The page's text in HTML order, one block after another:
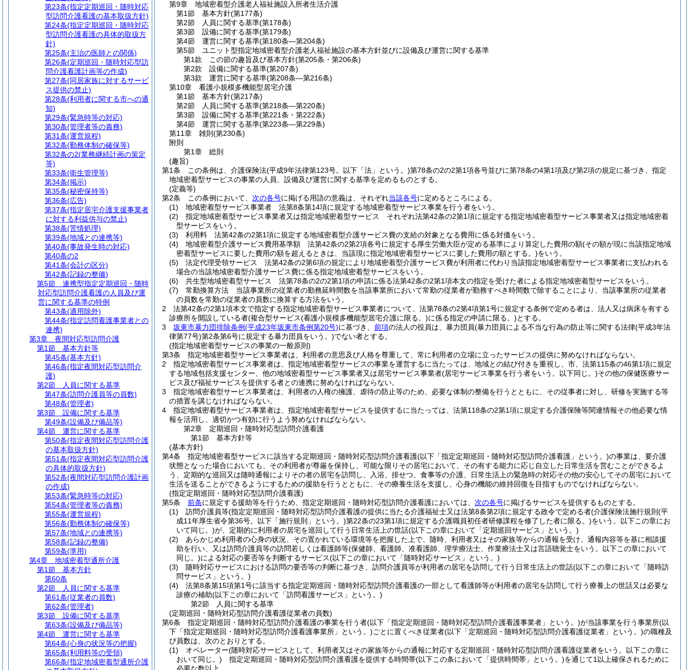
第9章
地域密着型介護老人福祉施設入所者生活介護
第1節
基本方針(第177条)
第2節
人員に関する基準(第178条)
第3節
設備に関する基準(第179条)
第4節
運営に関する基準(第180条―第204条)
第5節
ユニット型指定地域密着型介護老人福祉施設の基本方針並びに設備及び運営に関する基準
第1款
この節の趣旨及び基本方針(第205条・第206条)
第2款
設備に関する基準(第207条)
第3款
運営に関する基準(第208条―第216条)
第10章
看護小規模多機能型居宅介護
第1節
基本方針(第217条)
第2節
人員に関する基準(第218条―第220条)
第3節
設備に関する基準(第221条・第222条)
第4節
運営に関する基準(第223条―第229条)
第11章
雑則 (第230条)
附則
第1章
総則
(趣旨)
第1条
この条例は、介護保険法(平成9年法律第123号。以下「法」という。)第78条の2の2第1項各号並びに第78条の4第1項及び第2項の規定に基づき、指定
地域密着型サービスの事業の人員、設備及び運営に関する基準を定めるものとする。
(定義等)
第2条
この条例において、 次の各号に掲げる用語の意義は、それぞれ当該各号に定めるところによる。
(1)
地域密着型サービス事業者 法第8条第14項に規定する地域密着型サービス事業を行う者をいう。
(2)
指定地域密着型サービス事業者又は指定地域密着型サービス それぞれ法第42条の2第1項に規定する指定地域密着型サービス事業者又は指定地域密着
型サービスをいう。
(3)
利用料 法第42条の2第1項に規定する地域密着型介護サービス費の支給の対象となる費用に係る対価をいう。
(4)
地域密着型介護サービス費用基準額 法第42条の2第2項各号に規定する厚生労働大臣が定める基準により算定した費用の額(その額が現に当該指定地域
密着型サービスに要した費用の額を超えるときは、当該現に指定地域密着型サービスに要した費用の額とする。)をいう。
(5)
法定代理受領サービス 法第42条の2第6項の規定により地域密着型介護サービス費が利用者に代わり当該指定地域密着型サービス事業者に支払われる
場合の当該地域密着型介護サービス費に係る指定地域密着型サービスをいう。
(6)
共生型地域密着型サービス 法第78条の2の2第1項の申請に係る法第42条の2第1項本文の指定を受けた者による指定地域密着型サービスをいう。
(7)
常勤換算方法 当該事業所の従業者の勤務延時間数を当該事業所において常勤の従業者が勤務すべき時間数で除することにより、当該事業所の従業者
の員数を常勤の従業者の員数に換算する方法をいう。
2
法第42条の2第1項本文で指定する指定地域密着型サービス事業者について、法第78条の2第4項第1号に規定する条例で定める者は、法人又は病床を有する
診療所を開設している者(複合型サービス(看護小規模多機能型居宅介護に限る。)に係る指定の申請に限る。)とする。
3
坂東市暴力団排除条例(平成23年坂東市条例第20号)に基づき、 前項の法人の役員は、暴力団員(暴力団員による不当な行為の防止等に関する法律(平成3年法
律第77号)第2条第6号に規定する暴力団員をいう。)でない者とする。
(指定地域密着型サービスの事業の一般原則)
第3条
指定地域密着型サービス事業者は、利用者の意思及び人格を尊重して、常に利用者の立場に立ったサービスの提供に努めなければならない。
2
指定地域密着型サービス事業者は、指定地域密着型サービスの事業を運営するに当たっては、地域との結び付きを重視し、市、法第115条の46第1項に規定
する地域包括支援センター、他の地域密着型サービス事業者又は居宅サービス事業者(居宅サービス事業を行う者をいう。以下同じ。)その他の保健医療サー
ビス及び福祉サービスを提供する者との連携に努めなければならない。
3
指定地域密着型サービス事業者は、利用者の人権の擁護、虐待の防止等のため、必要な体制の整備を行うとともに、その従事者に対し、研修を実施する等
の措置を講じなければならない。
4
指定地域密着型サービス事業者は、指定地域密着型サービスを提供するに当たっては、法第118条の2第1項に規定する介護保険等関連情報その他必要な情
報を活用し、適切かつ有効に行うよう努めなければならない。
第2章
定期巡回・随時対応型訪問介護看護
第1節
基本方針等
(基本方針)
第4条
指定地域密着型サービスに該当する定期巡回・随時対応型訪問介護看護(以下「指定定期巡回・随時対応型訪問介護看護」という。)の事業は、要介護
状態となった場合においても、その利用者が尊厳を保持し、可能な限りその居宅において、その有する能力に応じ自立した日常生活を営むことができるよ
う、定期的な巡回又は随時通報によりその者の居宅を訪問し、入浴、排せつ、食事等の介護、日常生活上の緊急時の対応その他の安心してその居宅において
生活を送ることができるようにするための援助を行うとともに、その療養生活を支援し、心身の機能の維持回復を目指すものでなければならない。
(指定定期巡回・随時対応型訪問介護看護)
第5条
前条に規定する援助等を行うため、指定定期巡回・随時対応型訪問介護看護においては、 次の各号に掲げるサービスを提供するものとする。
(1)
訪問介護員等(指定定期巡回・随時対応型訪問介護看護の提供に当たる介護福祉士又は法第8条第2項に規定する政令で定める者(介護保険法施行規則 (平
成11年厚生省令第36号。以下「施行規則」という。)第22条の23第1項に規定する介護職員初任者研修課程を修了した者に限る。)をいう。以下この章にお
いて同じ。)が、定期的に利用者の居宅を巡回して行う日常生活上の世話(以下この章において「定期巡回サービス」という。)
(2)
あらかじめ利用者の心身の状況、その置かれている環境等を把握した上で、随時、利用者又はその家族等からの通報を受け、通報内容等を基に相談援
助を行い、又は訪問介護員等の訪問若しくは看護師等(保健師、看護師、准看護師、理学療法士、作業療法士又は言語聴覚士をいう。以下この章において
同じ。)による対応の要否等を判断するサービス(以下この章において「随時対応サービス」という。)
(3)
随時対応サービスにおける訪問の要否等の判断に基づき、訪問介護員等が利用者の居宅を訪問して行う日常生活上の世話(以下この章において「随時訪
問サービス」という。)
(4)
法第8条第15項第1号に該当する指定定期巡回・随時対応型訪問介護看護の一部として看護師等が利用者の居宅を訪問して行う療養上の世話又は必要な
診療の補助(以下この章において「訪問看護サービス」という。)
第2節
人員に関する基準
(定期巡回・随時対応型訪問介護看護従業者の員数)
第6条
指定定期巡回・随時対応型訪問介護看護の事業を行う者(以下「指定定期巡回・随時対応型訪問介護看護事業者」という。)が当該事業を行う事業所(以
下「指定定期巡回・随時対応型訪問介護看護事業所」という。)ごとに置くべき従業者(以下「定期巡回・随時対応型訪問介護看護従業者」という。)の職種及
び員数は、次のとおりとする。
(1)
オペレーター(随時対応サービスとして、利用者又はその家族等からの通報に対応する定期巡回・随時対応型訪問介護看護従業者をいう。以下この章に
おいて同じ。) 指定定期巡回・随時対応型訪問介護看護を提供する時間帯(以下この条において「提供時間帯」という。)を通じて1以上確保されるために
第23条(指定定期巡回・随時対応
型訪問介護看護の基本取扱方針)
第24条(指定定期巡回・随時対応
型訪問介護看護の具体的取扱方
針)
第25条(主治の医師との関係)
第26条(定期巡回・随時対応型訪
問介護看護計画等の作成)
第27条(同居家族に対するサービ
ス提供の禁止)
第28条(利用者に関する市への通
知)
第29条(緊急時等の対応)
第30条(管理者等の責務)
第31条(運営規程)
第32条(勤務体制の確保等)
第32条の2(業務継続計画の策定
等)
第33条(衛生管理等)
第34条(掲示)
第35条(秘密保持等)
第36条(広告)
第37条(指定居宅介護支援事業者
に対する利益供与の禁止)
第38条(苦情処理)
第39条(地域との連携等)
第40条(事故発生時の対応)
第40条の2
第41条(会計の区分)
第42条(記録の整備)
第5節
連携型指定定期巡回・随時
対応型訪問介護看護の人員及び運
営に関する基準の特例
第43条(適用除外)
第44条(指定訪問看護事業者との
連携)
第3章
夜間対応型訪問介護
第1節
基本方針等
第45条(基本方針)
第46条(指定夜間対応型訪問介
護)
第2節
人員に関する基準
第47条(訪問介護員等の員数)
第48条(管理者)
第3節
設備に関する基準
第49条(設備及び備品等)
第4節
運営に関する基準
第50条(指定夜間対応型訪問介護
の基本取扱方針)
第51条(指定夜間対応型訪問介護
の具体的取扱方針)
第52条(夜間対応型訪問介護計画
の作成)
第53条(緊急時等の対応)
第54条(管理者等の責務)
第55条(運営規程)
第56条(勤務体制の確保等)
第57条(地域との連携等)
第58条(記録の整備)
第59条(準用)
第4章
地域密着型通所介護
第1節
基本方針
第60条
第2節
人員に関する基準
第61条(従業者の員数)
第62条(管理者)
第3節
設備に関する基準
第63条(設備及び備品等)
第4節
運営に関する基準
第64条(心身の状況等の把握)
第65条(利用料等の受領)
第66条(指定地域密着型通所介護